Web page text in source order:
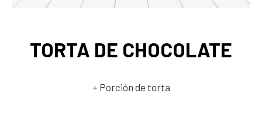
TORTA DE CHOCOLATE
+ Porción de torta